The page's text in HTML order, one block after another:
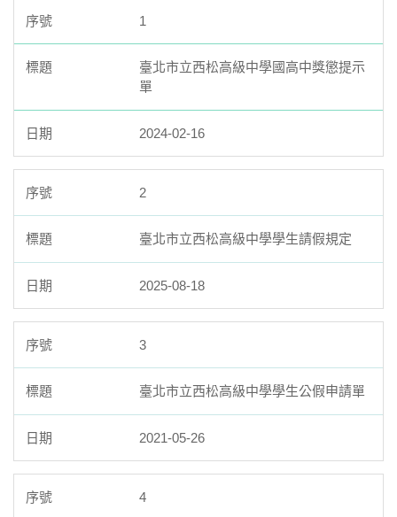
衛生組
法規表單
交通安全專區
學生事務相關文件
1
臺北市立西松高級中學國高中獎懲提示
單
2024-02-16
2
臺北市立西松高級中學學生請假規定
2025-08-18
3
臺北市立西松高級中學學生公假申請單
2021-05-26
4